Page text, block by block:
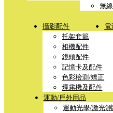
無
攝影配件
托架套籠
相機配件
鏡頭配件
記憶卡及配件
色彩檢測/矯正
煙霧機及配件
電
運動/戶外用品
運動光學/激光